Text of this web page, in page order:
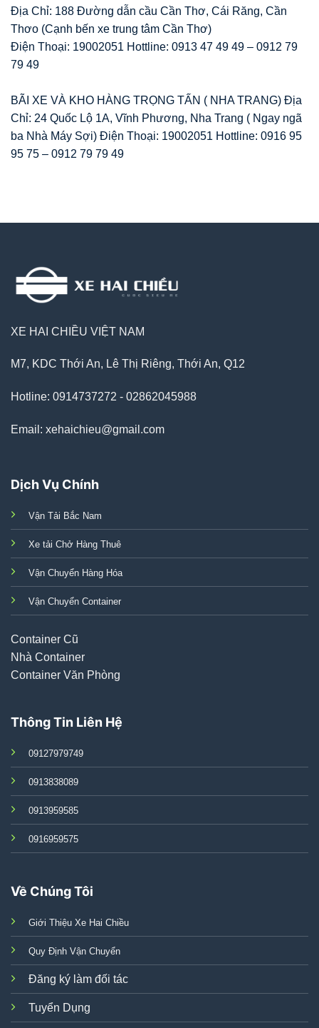
Địa Chỉ: 188 Đường dẫn cầu Cần Thơ, Cái Răng, Cần
Thơo (Cạnh bến xe trung tâm Cần Thơ)
Điện Thoại: 19002051 Hottline: 0913 47 49 49 – 0912 79
79 49
BÃI XE VÀ KHO HÀNG TRỌNG TẤN ( NHA TRANG) Địa
Chỉ: 24 Quốc Lộ 1A, Vĩnh Phương, Nha Trang ( Ngay ngã
ba Nhà Máy Sợi) Điện Thoại: 19002051 Hottline: 0916 95
95 75 – 0912 79 79 49
XE HAI CHIỀU VIỆT NAM
M7, KDC Thới An, Lê Thị Riêng, Thới An, Q12
Hotline: 0914737272 - 02862045988
Email: xehaichieu@gmail.com
Dịch Vụ Chính
Vận Tải Bắc Nam
Xe tải Chở Hàng Thuê
Vận Chuyển Hàng Hóa
Vận Chuyển Container
Container Cũ
Nhà Container
Container Văn Phòng
Thông Tin Liên Hệ
09127979749
0913838089
0913959585
0916959575
Về Chúng Tôi
Giới Thiệu Xe Hai Chiều
Quy Định Vận Chuyển
Đăng ký làm đối tác
Tuyển Dụng